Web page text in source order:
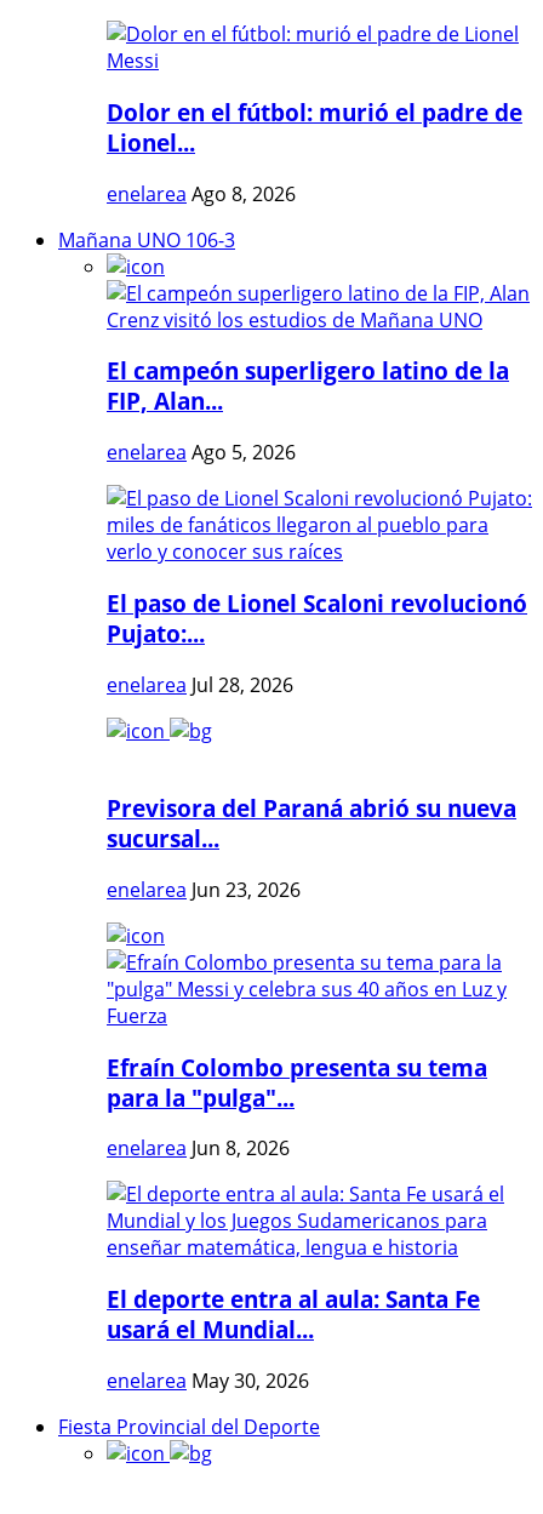
Dolor en el fútbol: murió el padre de
Lionel...
enelarea Ago 8, 2026
Mañana UNO 106-3
El campeón superligero latino de la
FIP, Alan...
enelarea Ago 5, 2026
El paso de Lionel Scaloni revolucionó
Pujato:...
enelarea Jul 28, 2026
Previsora del Paraná abrió su nueva
sucursal...
enelarea Jun 23, 2026
Efraín Colombo presenta su tema
para la "pulga"...
enelarea Jun 8, 2026
El deporte entra al aula: Santa Fe
usará el Mundial...
enelarea May 30, 2026
Fiesta Provincial del Deporte